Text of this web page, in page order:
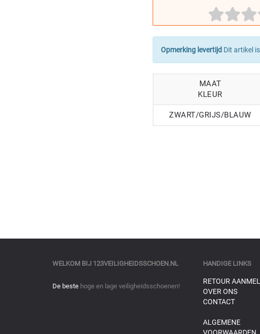
Opmerking levertijd Dit artikel
MAAT
KLEUR
ZWART/GRIJS/BLAUW
WELKOM BIJ 123VEILIGHEIDSSCHOEN.NL
De beste hoge en lage veiligheidsschoenen!
HANDIGE LINKS
RETOUR
OVER ONS
CONTACT
ALGEMENE